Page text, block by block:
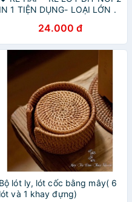
IN 1 TIỆN DỤNG- LOẠI LỚN .
24.000 đ
Bộ lót ly, lót cốc bằng mây( 6
lót và 1 khay đựng)